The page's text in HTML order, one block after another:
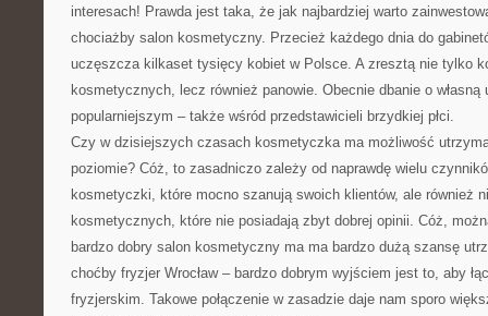
interesach! Prawda jest taka, że jak najbardziej warto
chociażby salon kosmetyczny. Przecież każdego dnia do
uczęszcza kilkaset tysięcy kobiet w Polsce. A zresztą nie tylko
kosmetycznych, lecz również panowie. Obecnie dbanie o
popularniejszym – także wśród przedstawicieli brzydkiej płci.
Czy w dzisiejszych czasach kosmetyczka ma możliwość
poziomie? Cóż, to zasadniczo zależy od naprawdę wielu
kosmetyczki, które mocno szanują swoich klientów, ale również
kosmetycznych, które nie posiadają zbyt dobrej opinii. Cóż,
bardzo dobry salon kosmetyczny ma ma bardzo dużą szansę
choćby fryzjer Wrocław – bardzo dobrym wyjściem jest to, aby
fryzjerskim. Takowe połączenie w zasadzie daje nam sporo